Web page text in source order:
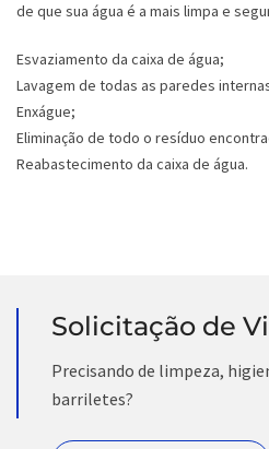
de que sua água é a mais limpa e
Esvaziamento da caixa de água;
Lavagem de todas as paredes
Enxágue;
Eliminação de todo o resíduo
Reabastecimento da caixa de água.
Solicitação de
Precisando de limpeza,
barriletes?